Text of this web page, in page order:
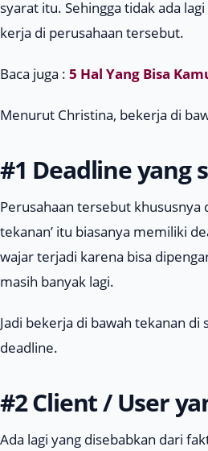
syarat itu. Sehingga tidak ada
kerja di perusahaan tersebut.
Baca juga : 5 Hal Yang Bisa
Menurut Christina, bekerja di
#1 Deadlineyang
Perusahaan tersebut khususnya
tekanan’ itu biasanya memiliki
wajar terjadi karena bisa
masih banyak lagi.
Jadi bekerja di bawah tekanan
deadline.
#2Client/User
Ada lagi yang disebabkan dari